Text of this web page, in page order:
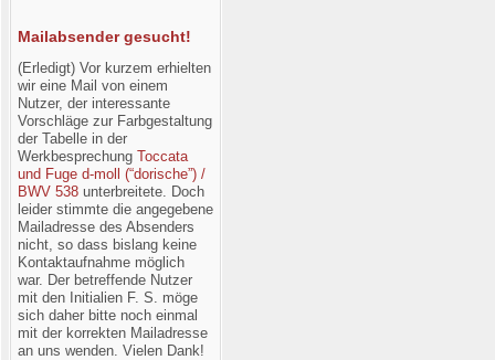
Mailabsender gesucht!
(Erledigt) Vor kurzem erhielten
wir eine Mail von einem
Nutzer, der interessante
Vorschläge zur Farbgestaltung
der Tabelle in der
Werkbesprechung Toccata
und Fuge d-moll (“dorische”) /
BWV 538unterbreitete. Doch
leider stimmte die angegebene
Mailadresse des Absenders
nicht, so dass bislang keine
Kontaktaufnahme möglich
war. Der betreffende Nutzer
mit den Initialien F. S. möge
sich daher bitte noch einmal
mit der korrekten Mailadresse
an uns wenden. Vielen Dank!